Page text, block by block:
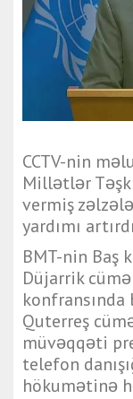
CCTV-nin
Millətlər
vermiş
yardımı
BMT-nin Baş
Düjarrik
Quterreş
müvəqqəti
telefon
hökumətinə